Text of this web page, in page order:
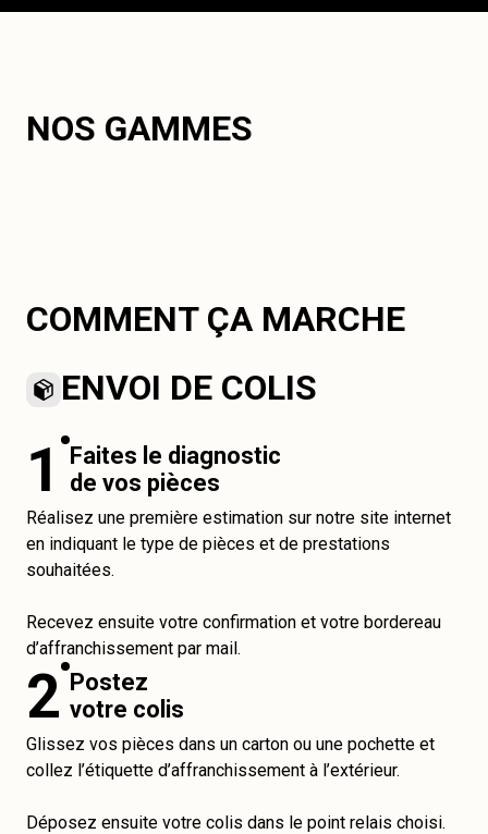
NOS GAMMES
COMMENT ÇA MARCHE
ENVOI DE COLIS
1
Faites le diagnostic
de vos pièces
Réalisez une première estimation sur notre site internet
en indiquant le type de pièces et de prestations
souhaitées.
Recevez ensuite votre confirmation et votre bordereau
d’affranchissement par mail.
2 Postez
votre colis
Glissez vos pièces dans un carton ou une pochette et
collez l’étiquette d’affranchissement à l’extérieur.
Déposez ensuite votre colis dans le point relais choisi.